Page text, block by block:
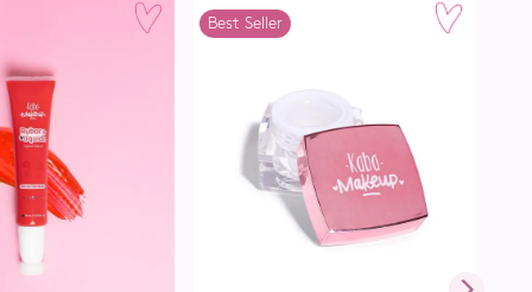
Best Seller